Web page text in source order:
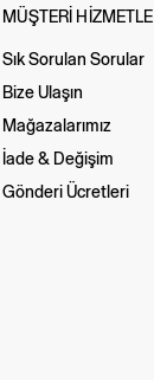
MÜŞTERİ
Sık Sorulan Sorular
Bize Ulaşın
Mağazalarımız
İade & Değişim
Gönderi Ücretleri